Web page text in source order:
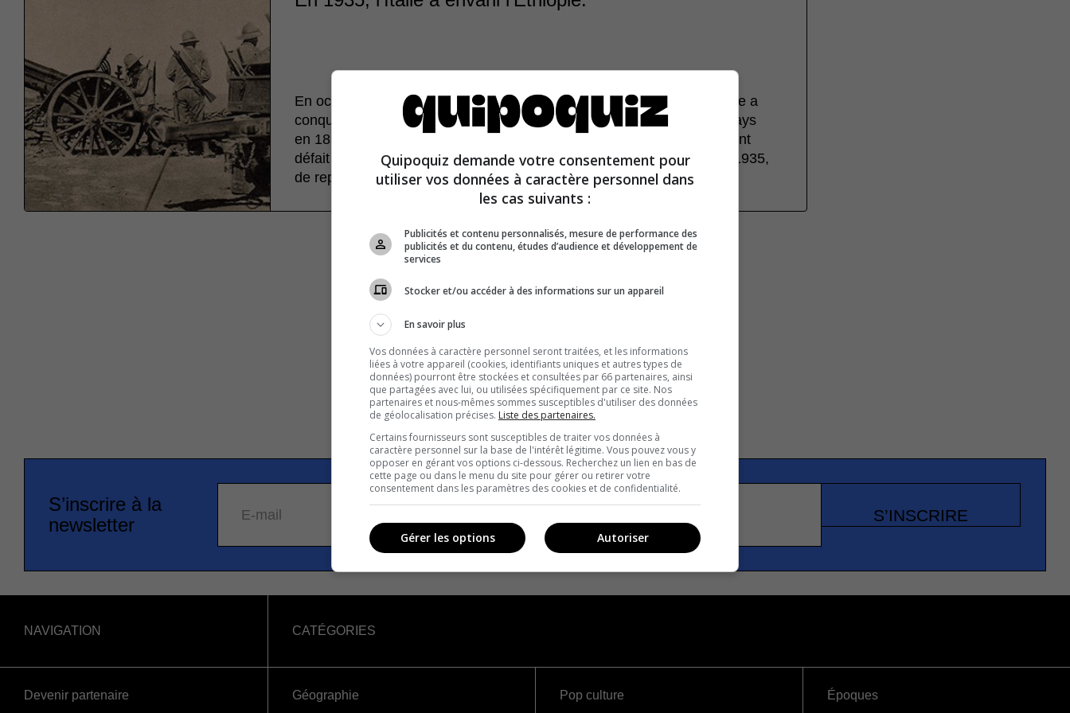
En octobre 1935, l’Italie fasciste de Mussolini a envahi l’Éthiopie qu’elle a
conquis en mai 1936. L’Italie avait tenté en vain de s’emparer de ce pays
en 1896. En mai 1941, les forces alliées et la résistance éthiopienne ont
défait les Italiens, permettant à l’empereur Hailé Sélassié, chassé en 1935,
de reprendre le pouvoir.
S’inscrire à la
newsletter
E-mail S’INSCRIRE
NAVIGATION
Devenir partenaire
CATÉGORIES
Géographie
Pop culture
Époques
Quipoquiz demande votre consentement pour
utiliser vos données à caractère personnel dans
les cas suivants :
Publicités et contenu personnalisés, mesure de performance des
publicités et du contenu, études d’audience et développement de
services
Stocker et/ou accéder à des informations sur un appareil
En savoir plus
Vos données à caractère personnel seront traitées, et les informations
liées à votre appareil (cookies, identifiants uniques et autres types de
données) pourront être stockées et consultées par 66 partenaires, ainsi
que partagées avec lui, ou utilisées spécifiquement par ce site. Nos
partenaires et nous-mêmes sommes susceptibles d'utiliser des données
de géolocalisation précises. Liste des partenaires.
Certains fournisseurs sont susceptibles de traiter vos données à
caractère personnel sur la base de l'intérêt légitime. Vous pouvez vous y
opposer en gérant vos options ci-dessous. Recherchez un lien en bas de
cette page ou dans le menu du site pour gérer ou retirer votre
consentement dans les paramètres des cookies et de confidentialité.
Autoriser
Gérer les options